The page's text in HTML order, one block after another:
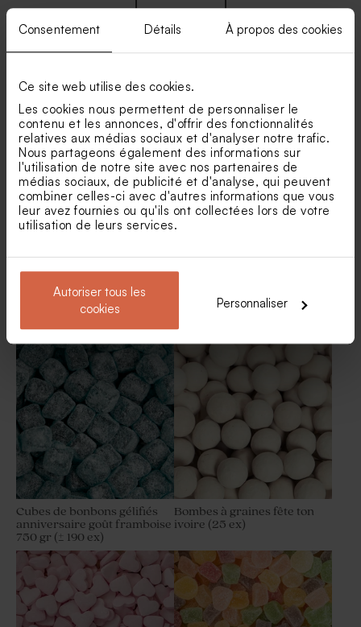
Consentement Détails À propos des cookies
Ce site web utilise des cookies.
Les cookies nous permettent de personnaliser le
contenu et les annonces, d'offrir des fonctionnalités
relatives aux médias sociaux et d'analyser notre trafic.
Nous partageons également des informations sur
l'utilisation de notre site avec nos partenaires de
médias sociaux, de publicité et d'analyse, qui peuvent
combiner celles-ci avec d'autres informations que vous
leur avez fournies ou qu'ils ont collectées lors de votre
utilisation de leurs services.
Autoriser tous les
cookies
Personnaliser
Sucette anniversaire arc-
en-ciel
Contenant dragées tissu
bleu
Petit pot en verre dépoli fête
bleu
Nos clients ont aussi aimé...
Dragées lentilles
anniversaire marbrées
bleues 1 kg (± 1120 ex)
Dragées fête bleu nuit 1 kg (±
Cubes de bonbons gélifiés
anniversaire goût framboise
750 gr (± 190 ex)
Bombes à graines fête ton
ivoire (25 ex)